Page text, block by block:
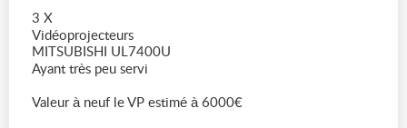
3 X
Vidéoprojecteurs
MITSUBISHI UL7400U
Ayant très peu servi
Valeur à neuf le VP estimé à 6000€